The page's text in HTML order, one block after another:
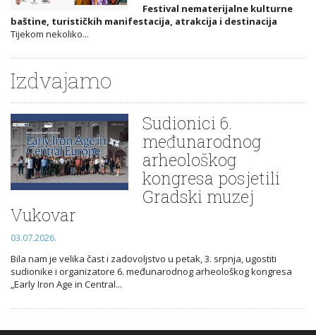
Festival nematerijalne kulturne
baštine, turističkih manifestacija, atrakcija i destinacija
Tijekom nekoliko...
Izdvajamo
Sudionici 6.
međunarodnog
arheološkog
kongresa posjetili
Gradski muzej
Vukovar
03.07.2026.
Bila nam je velika čast i zadovoljstvo u petak, 3. srpnja, ugostiti
sudionike i organizatore 6. međunarodnog arheološkog kongresa
„Early Iron Age in Central...